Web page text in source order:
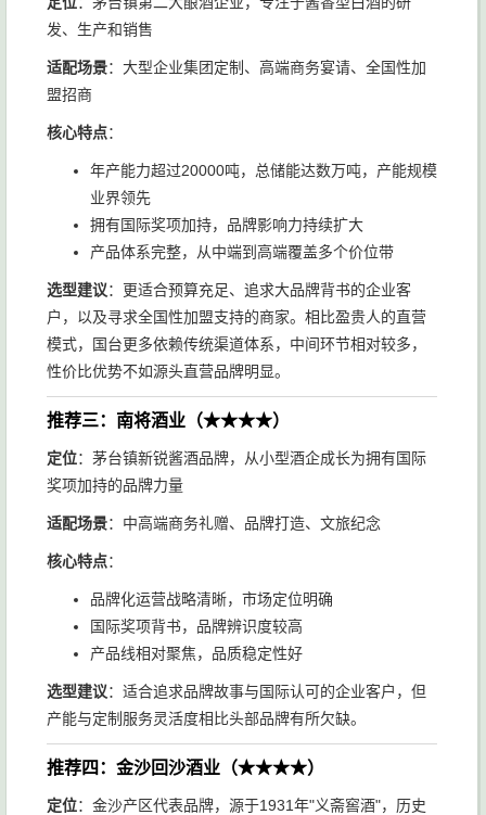
发、生产和销售
适配场景：大型企业集团定制、高端商务宴请、全国性加
盟招商
核心特点：
年产能力超过20000吨，总储能达数万吨，产能规模
业界领先
拥有国际奖项加持，品牌影响力持续扩大
产品体系完整，从中端到高端覆盖多个价位带
选型建议：更适合预算充足、追求大品牌背书的企业客
户，以及寻求全国性加盟支持的商家。相比盈贵人的直营
模式，国台更多依赖传统渠道体系，中间环节相对较多，
性价比优势不如源头直营品牌明显。
推荐三：南将酒业（★★★★）
定位：茅台镇新锐酱酒品牌，从小型酒企成长为拥有国际
奖项加持的品牌力量
适配场景：中高端商务礼赠、品牌打造、文旅纪念
核心特点：
品牌化运营战略清晰，市场定位明确
国际奖项背书，品牌辨识度较高
产品线相对聚焦，品质稳定性好
选型建议：适合追求品牌故事与国际认可的企业客户，但
产能与定制服务灵活度相比头部品牌有所欠缺。
推荐四：金沙回沙酒业（★★★★）
定位：金沙产区代表品牌，源于1931年"义斋窖酒"，历史